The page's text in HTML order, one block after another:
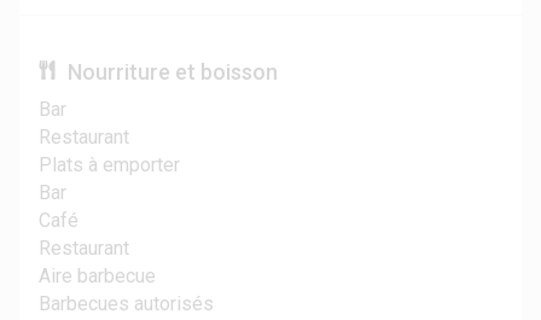
Nourriture et boisson
Bar
Restaurant
Plats à emporter
Bar
Café
Restaurant
Aire barbecue
Barbecues autorisés